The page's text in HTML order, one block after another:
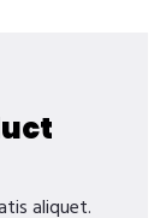
aliquet.